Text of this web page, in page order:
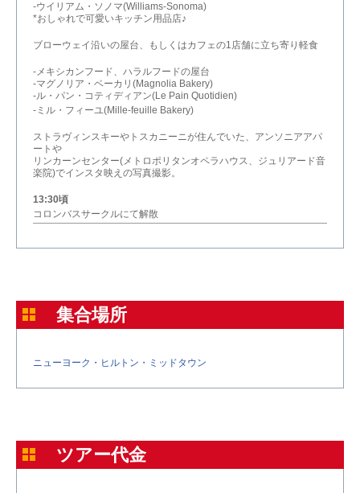
-ウイリアム・ソノマ(Williams-Sonoma)
*おしゃれで可愛いキッチン用品店♪
ブローウェイ沿いの屋台、もしくはカフェの1店舗に立ち寄り軽食
-メキシカンフード、ハラルフードの屋台
-マグノリア・ベーカリ(Magnolia Bakery)
-ル・パン・コティディアン(Le Pain Quotidien)
-ミル・フィーユ(Mille-feuille Bakery)
ストラヴィンスキーやトスカニーニが住んでいた、アンソニアアパ
ートや
リンカーンセンター(メトロポリタンオペラハウス、ジュリアード音
楽院)でインスタ映えの写真撮影。
13:30頃
コロンバスサークルにて解散
集合場所
ニューヨーク・ヒルトン・ミッドタウン
ツアー代金